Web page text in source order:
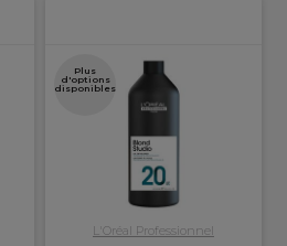
Plus
d'options
disponibles
L'Oréal Professionnel